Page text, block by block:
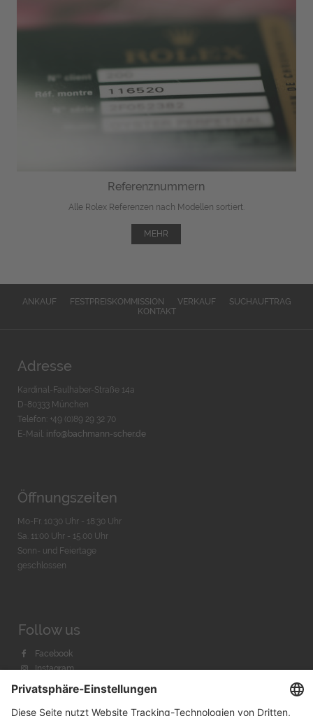
Referenznummern
Alle Rolex Referenzen nach Modellen sortiert.
MEHR
ANKAUF FESTPREISKOMMISSION VERKAUF
SUCHAUFTRAG
KONTAKT
Adresse
Kardinal-Faulhaber-Straße 14a
D-80333 München
Telefon: +49 (0)89 29 32 70
E-Mail: info@bachmann-scher.de
Öffnungszeiten
Mo-Fr. 10:30 Uhr - 18:30 Uhr
Sa. 11:00 Uhr - 15.00 Uhr
Sonn- und Feiertage
geschlossen
Follow us
Facebook
Instagram
Youtube